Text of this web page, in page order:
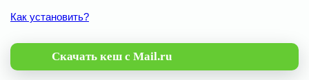
Как установить?
Скачать кеш с Mail.ru